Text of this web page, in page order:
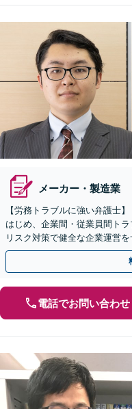
メーカー・製造業
【労務トラブルに強い弁護士
はじめ、企業間・従業員間ト
リスク対策で健全な企業運営
す。お気軽にご相談ください
電話でお問い合わせ